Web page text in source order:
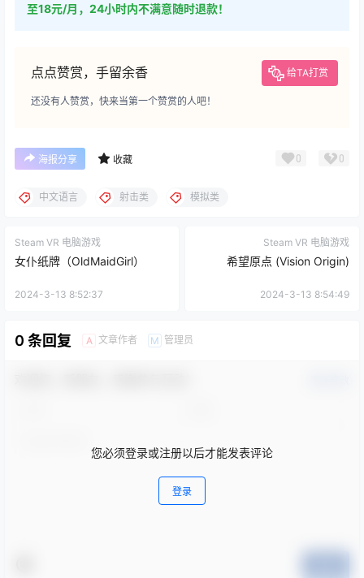
至18元/月，24小时内不满意随时退款！
点点赞赏，手留余香 给TA打赏
还没有人赞赏，快来当第一个赞赏的人吧！
海报分享 收藏 0 0
中文语言 射击类 模拟类
Steam VR 电脑游戏
女仆纸牌（OldMaidGirl）
2024-3-13 8:52:37
Steam VR 电脑游戏
希望原点 (Vision Origin)
2024-3-13 8:54:49
0 条回复 A 文章作者 M 管理员
您必须登录或注册以后才能发表评论
登录